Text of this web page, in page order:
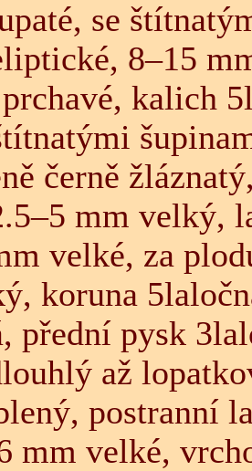
se
8–15
kalich
černě
mm velký,
velké, za
koruna
přední pysk
až
postranní
mm velké,